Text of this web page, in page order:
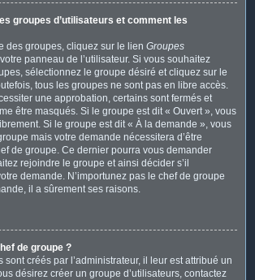
groupes d’utilisateurs et comment les
des groupes, cliquez sur le lien Groupes
panneau de l’utilisateur. Si vous souhaitez
sélectionnez le groupe désiré et cliquez sur le
tous les groupes ne sont pas en libre accès.
une approbation, certains sont fermés et
être masqués. Si le groupe est dit « Ouvert », vous
Si le groupe est dit « À la demande », vous
mais votre demande nécessitera d’être
de groupe. Ce dernier pourra vous demander
rejoindre le groupe et ainsi décider s’il
demande. N’importunez pas le chef de groupe
il a sûrement ses raisons.
de groupe ?
sont créés par l’administrateur, il leur est attribué un
désirez créer un groupe d’utilisateurs, contactez